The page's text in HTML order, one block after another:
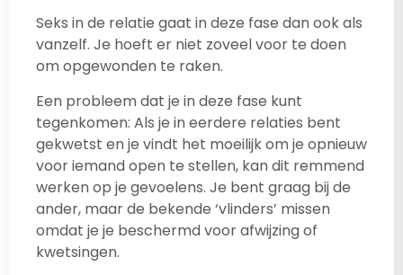
Seks in de relatie gaat in deze fase dan ook als
vanzelf. Je hoeft er niet zoveel voor te doen
om opgewonden te raken.
Een probleem dat je in deze fase kunt
tegenkomen: Als je in eerdere relaties bent
gekwetst en je vindt het moeilijk om je opnieuw
voor iemand open te stellen, kan dit remmend
werken op je gevoelens. Je bent graag bij de
ander, maar de bekende ‘vlinders’ missen
omdat je je beschermd voor afwijzing of
kwetsingen.